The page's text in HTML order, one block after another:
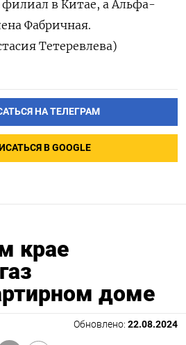
в Китае, а Альфа-
Фабричная.
Тетеревлева)
НА ТЕЛЕГРАМ
В GOOGLE
крае
доме
Обновлено: 22.08.2024